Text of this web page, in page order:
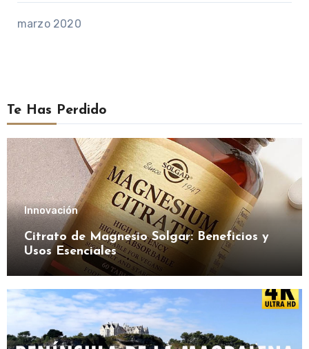
marzo 2020
Te Has Perdido
Innovación
Citrato de Magnesio Solgar: Beneficios y
Usos Esenciales